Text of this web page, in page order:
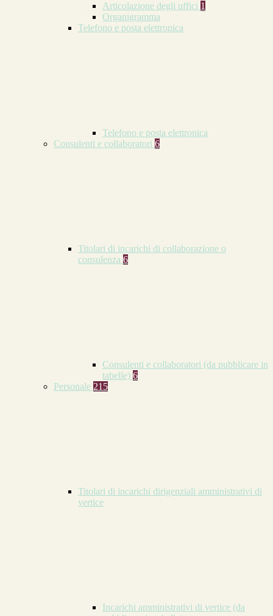
Articolazione degli uffici 1
Organigramma
Telefono e posta elettronica
Telefono e posta elettronica
Consulenti e collaboratori 6
Titolari di incarichi di collaborazione o
consulenza 6
Consulenti e collaboratori (da pubblicare in
tabelle) 6
Personale 215
Titolari di incarichi dirigenziali amministrativi di
vertice
Incarichi amministrativi di vertice (da